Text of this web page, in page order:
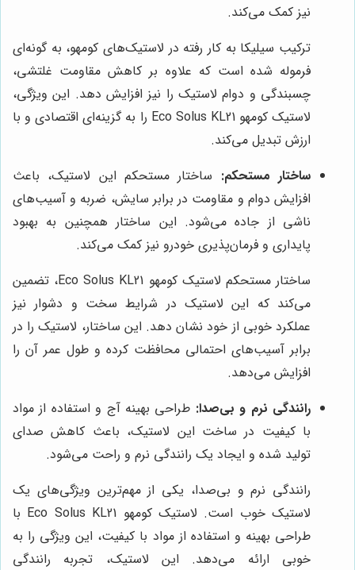
نیز کمک می‌کند.
ترکیب سیلیکا به کار رفته در لاستیک‌های کومهو، به گونه‌ای
فرموله شده است که علاوه بر کاهش مقاومت غلتشی،
چسبندگی و دوام لاستیک را نیز افزایش دهد. این ویژگی،
لاستیک کومهو Eco Solus KL21 را به گزینه‌ای اقتصادی و با
ارزش تبدیل می‌کند.
ساختار مستحکم: ساختار مستحکم این لاستیک، باعث
افزایش دوام و مقاومت در برابر سایش، ضربه و آسیب‌های
ناشی از جاده می‌شود. این ساختار همچنین به بهبود
پایداری و فرمان‌پذیری خودرو نیز کمک می‌کند.
ساختار مستحکم لاستیک کومهو Eco Solus KL21، تضمین
می‌کند که این لاستیک در شرایط سخت و دشوار نیز
عملکرد خوبی از خود نشان دهد. این ساختار، لاستیک را در
برابر آسیب‌های احتمالی محافظت کرده و طول عمر آن را
افزایش می‌دهد.
رانندگی نرم و بی‌صدا: طراحی بهینه آج و استفاده از مواد
با کیفیت در ساخت این لاستیک، باعث کاهش صدای
تولید شده و ایجاد یک رانندگی نرم و راحت می‌شود.
رانندگی نرم و بی‌صدا، یکی از مهم‌ترین ویژگی‌های یک
لاستیک خوب است. لاستیک کومهو Eco Solus KL21 با
طراحی بهینه و استفاده از مواد با کیفیت، این ویژگی را به
خوبی ارائه می‌دهد. این لاستیک، تجربه رانندگی